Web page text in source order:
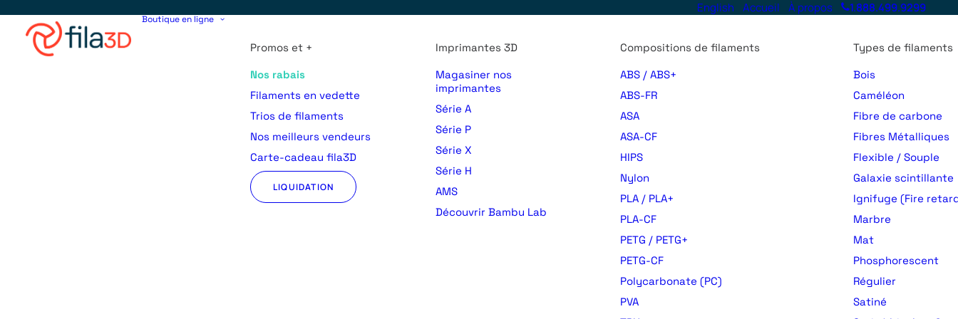
English Accueil À propos 1.888.499.9299
Boutique en ligne
Promos et +
Nos rabais
Filaments en vedette
Trios de filaments
Nos meilleurs vendeurs
Carte-cadeau fila3D
LIQUIDATION
Imprimantes 3D
Magasiner nos
imprimantes
Série A
Série P
Série X
Série H
AMS
Découvrir Bambu Lab
Compositions de filaments
ABS / ABS+
ABS-FR
ASA
ASA-CF
HIPS
Nylon
PLA / PLA+
PLA-CF
PETG / PETG+
PETG-CF
Polycarbonate (PC)
PVA
Types de filaments
Bois
Caméléon
Fibre de carbone
Fibres Métalliques
Flexible / Souple
Galaxie scintillante
Ignifuge (Fire
Marbre
Mat
Phosphorescent
Régulier
Satiné